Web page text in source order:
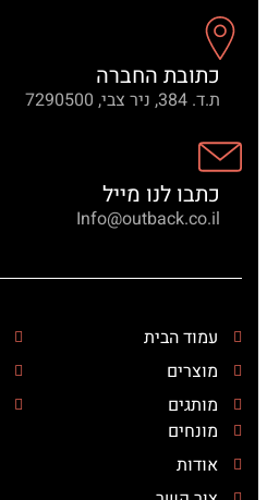
כתובת החברה
ת.ד. 384, ניר צבי, 7290500
כתבו לנו מייל
Info@outback.co.il
עמוד הבית
מוצרים
מותגים
מונחים
אודות